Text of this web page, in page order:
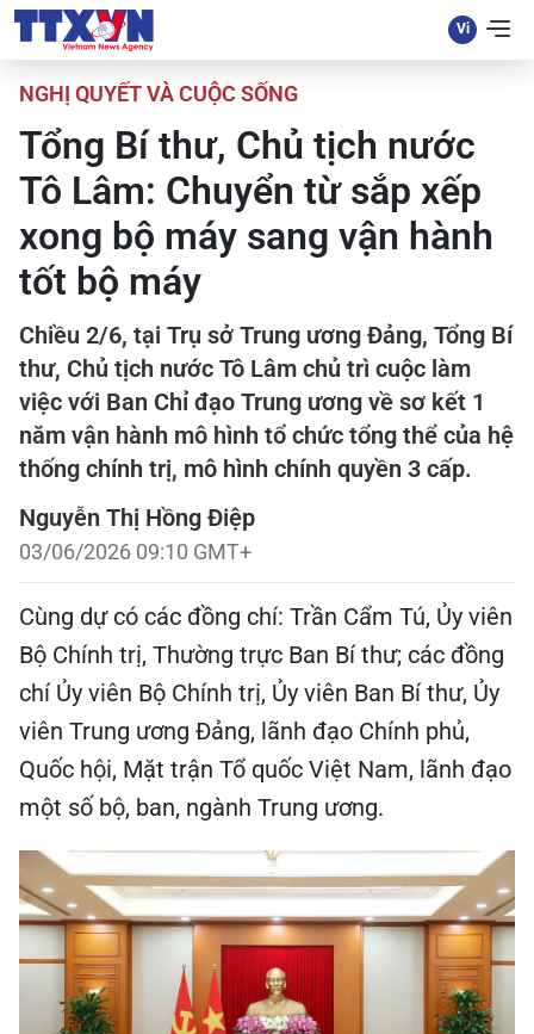
NGHỊ QUYẾT VÀ CUỘC SỐNG
Tổng Bí thư, Chủ tịch nước
Tô Lâm: Chuyển từ sắp xếp
xong bộ máy sang vận hành
tốt bộ máy
Chiều 2/6, tại Trụ sở Trung ương Đảng, Tổng Bí
thư, Chủ tịch nước Tô Lâm chủ trì cuộc làm
việc với Ban Chỉ đạo Trung ương về sơ kết 1
năm vận hành mô hình tổ chức tổng thể của hệ
thống chính trị, mô hình chính quyền 3 cấp.
Nguyễn Thị Hồng Điệp
03/06/2026 09:10 GMT+
Cùng dự có các đồng chí: Trần Cẩm Tú, Ủy viên
Bộ Chính trị, Thường trực Ban Bí thư; các đồng
chí Ủy viên Bộ Chính trị, Ủy viên Ban Bí thư, Ủy
viên Trung ương Đảng, lãnh đạo Chính phủ,
Quốc hội, Mặt trận Tổ quốc Việt Nam, lãnh đạo
một số bộ, ban, ngành Trung ương.